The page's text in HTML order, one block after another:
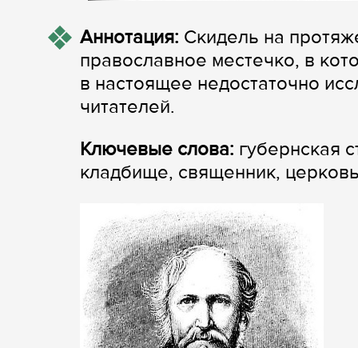
Аннотация: Скидель на
православное местечко, в
в настоящее недостаточно
читателей.
Ключевые слова: губернская
кладбище, священник,